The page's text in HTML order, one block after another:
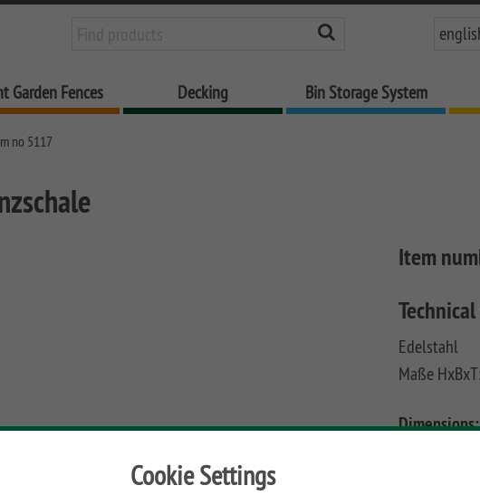
Cookie Settings
Garden Fences Decking Bin Storage System
no 5117
Item
Edelstahl
Maße
Dimensions: